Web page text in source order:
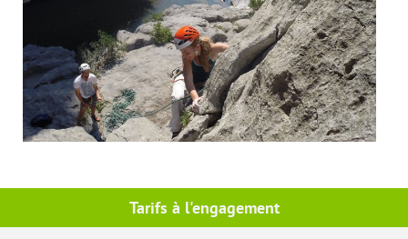
Tarifs à l'engagement